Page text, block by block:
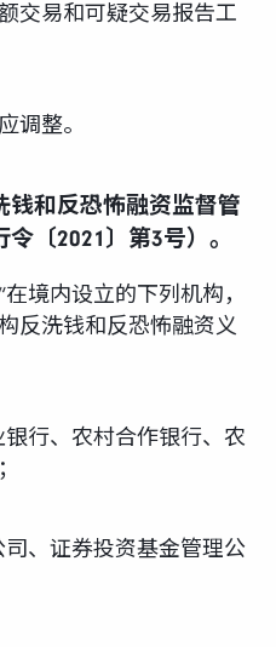
交易和可疑交易报告工
调整。
钱和反恐怖融资监督管
〔2021〕第3号）。
境内设立的下列机构，
反洗钱和反恐怖融资义
行、农村合作银行、农
、证券投资基金管理公